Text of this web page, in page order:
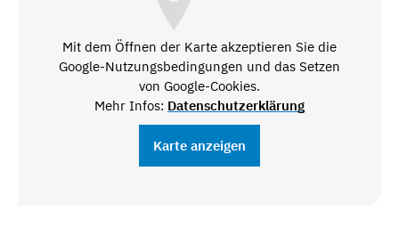
Mit dem Öffnen der Karte akzeptieren Sie die
Google-Nutzungsbedingungen und das Setzen
von Google-Cookies.
Mehr Infos: Datenschutzerklärung
Karte anzeigen